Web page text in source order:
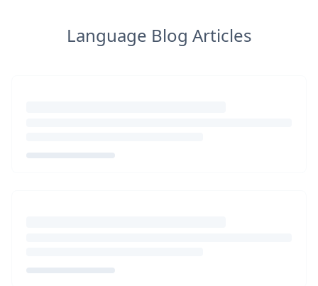
Language Blog Articles